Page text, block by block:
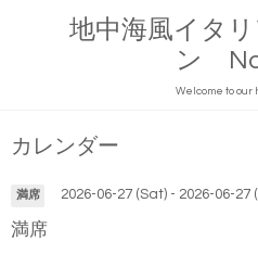
地中海風イタ
ン
Welcome to our
カレンダー
満席 2026-06-27 (Sat) - 2026-06-27
満席